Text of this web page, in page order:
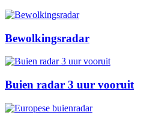
Bewolkingsradar
Buien radar 3 uur vooruit